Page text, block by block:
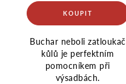
Buchar neboli zatloukač
kůlů je perfektním
pomocníkem při
výsadbách.